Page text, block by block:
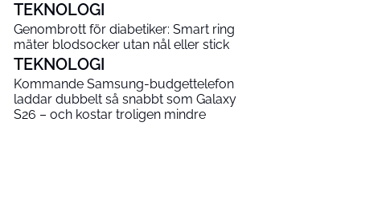
TEKNOLOGI
Genombrott för diabetiker: Smart ring
mäter blodsocker utan nål eller stick
TEKNOLOGI
Kommande Samsung-budgettelefon
laddar dubbelt så snabbt som Galaxy
S26 – och kostar troligen mindre